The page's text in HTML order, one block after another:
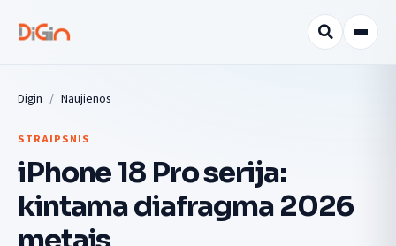
Digin Naujienos
STRAIPSNIS
iPhone 18 Pro serija:
kintama diafragma 2026